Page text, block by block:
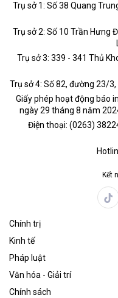
Trụ sở 1: Số 38 Quang
Trụ sở 2: Số 10 Trần Hưng
Trụ sở 3: 339 - 341 Thủ
Trụ sở 4: Số 82, đường 23/
Giấy phép hoạt động báo
ngày 29 tháng 8 năm
Điện thoại: (0263)
Kết
Chính trị
Kinh tế
Pháp luật
Văn hóa - Giải trí
Chính sách